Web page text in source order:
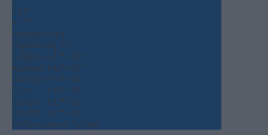
+34°
+27°
Θεσσαλονίκη
Παρασκευή, 07
Σάββατο+37°+28°
Κυριακή +36°+27°
Δευτέρα +34°+26°
Τρίτη
+36°+26°
Τετάρτη +37°+25°
Πέμπτη
+37°+25°
Πρόγνωση για 7 μέρες